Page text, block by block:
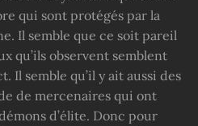
qui sont protégés par la
Il semble que ce soit pareil
qu’ils observent semblent
semble qu’il y ait aussi des
de mercenaires qui ont
d’élite. Donc pour